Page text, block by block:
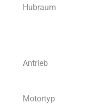
Hubraum
Antrieb
Motortyp